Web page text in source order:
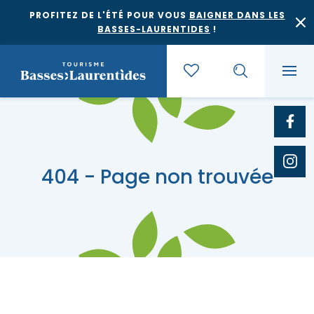
PROFITEZ DE L'ÉTÉ POUR VOUS BAIGNER DANS LES
BASSES-LAURENTIDES !
Agrotourisme et saveurs régionales
Festivals et événements
Où dormir
Bases de plein air
404 - Page non trouvée